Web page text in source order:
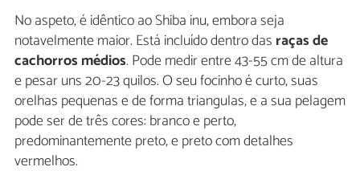
No aspeto, é idêntico ao Shiba inu, embora seja
notavelmente maior. Está incluído dentro das raças de
cachorros médios. Pode medir entre 43-55 cm de altura
e pesar uns 20-23 quilos. O seu focinho é curto, suas
orelhas pequenas e de forma triangulas, e a sua pelagem
pode ser de três cores: branco e perto,
predominantemente preto, e preto com detalhes
vermelhos.